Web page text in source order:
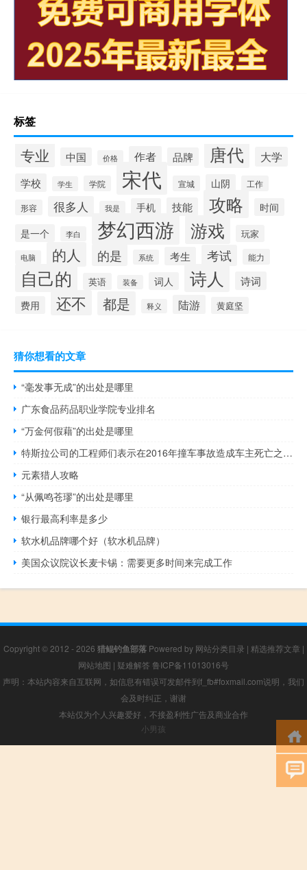
标签
专业 中国 价格 作者 品牌 唐代 大学
学校 学生 学院 宋代 宣城 山阴 工作
形容 很多人 我是 手机 技能 攻略
时间
是一个
李白 梦幻西游 游戏 玩家
电脑 的人 的是 系统 考生 考试 能力
自己的 英语 装备 词人 诗人 诗词
费用 还不 都是 释义 陆游 黄庭坚
猜你想看的文章
“毫发事无成”的出处是哪里
广东食品药品职业学院专业排名
“万金何假藉”的出处是哪里
特斯拉公司的工程师们表示在2016年撞车事故造成车主死亡之后特斯拉仍未能化解自动驾驶系统Autopilot的局限性
元素猎人攻略
“从佩鸣苍璆”的出处是哪里
银行最高利率是多少
软水机品牌哪个好（软水机品牌）
美国众议院议长麦卡锡：需要更多时间来完成工作
Copyright © 2012 - 2026 猎鲲钓鱼部落Powered by 网站分类目录 | 精选推荐文章 |
网站地图 | 疑难解答 鲁ICP备11013016号
声明：本站内容来自互联网，如信息有错误可发邮件到f_fb#foxmail.com说明，我们
会及时纠正，谢谢
本站仅为个人兴趣爱好，不接盈利性广告及商业合作
小男孩